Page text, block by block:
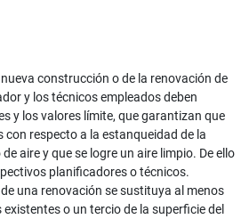
construcción o de la renovación de
y los técnicos empleados deben
y los valores límite, que garantizan que
con respecto a la estanqueidad de la
aire y que se logre un aire limpio. De ello
planificadores o técnicos.
una renovación se sustituya al menos
o un tercio de la superficie del